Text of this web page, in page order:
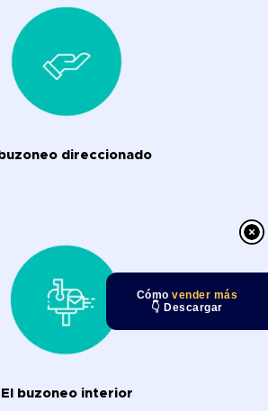
Cómovender más
👇 Descargar
direccionado
El buzoneo interior